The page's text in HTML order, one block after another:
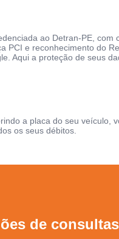
ao Detran-PE, com
PCI e reconhecimento do
Aqui a proteção de seus
a placa do seu veículo,
os seus débitos.
de